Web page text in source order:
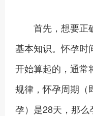
首先，想要正
基本知识。怀孕时
开始算起的，通常
规律，怀孕周期（
孕）是28天，那